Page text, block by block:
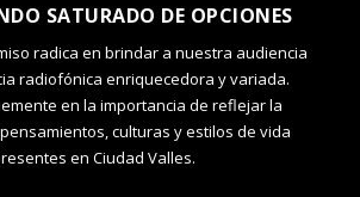
SATURADO DE OPCIONES
radica en brindar a nuestra audiencia
radiofónica enriquecedora y variada.
en la importancia de reflejar la
culturas y estilos de vida
en Ciudad Valles.